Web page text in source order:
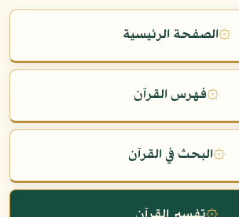
۞الصفحة الرئيسية
۞فهرس القرآن
۞البحث في القرآن